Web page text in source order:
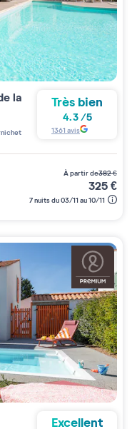
la
Très bien
4.3/5
1361 avis
à partir de382€
325€
7 nuits du 03/11 au 10/11
Excellent